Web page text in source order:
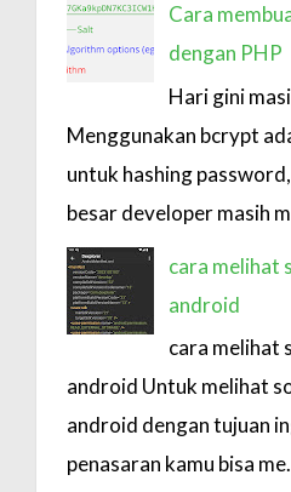
Cara
dengan PHP
Hari gini
Menggunakan bcrypt
untuk hashing
besar developer masih
cara melihat
android
cara melihat
android Untuk melihat
android dengan tujuan
penasaran kamu bisa